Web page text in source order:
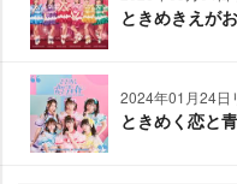
ときめきえがお
2024年01月24日
ときめく恋と